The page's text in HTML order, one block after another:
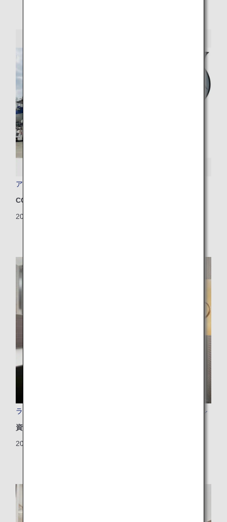
アジアで初！リブレット加工フィルム実装旅客機就航
CO2排出量削減
2025/08/08
ラウンジで提供するアメニティを新たな素材にリニューアル
資源
2025/06/20